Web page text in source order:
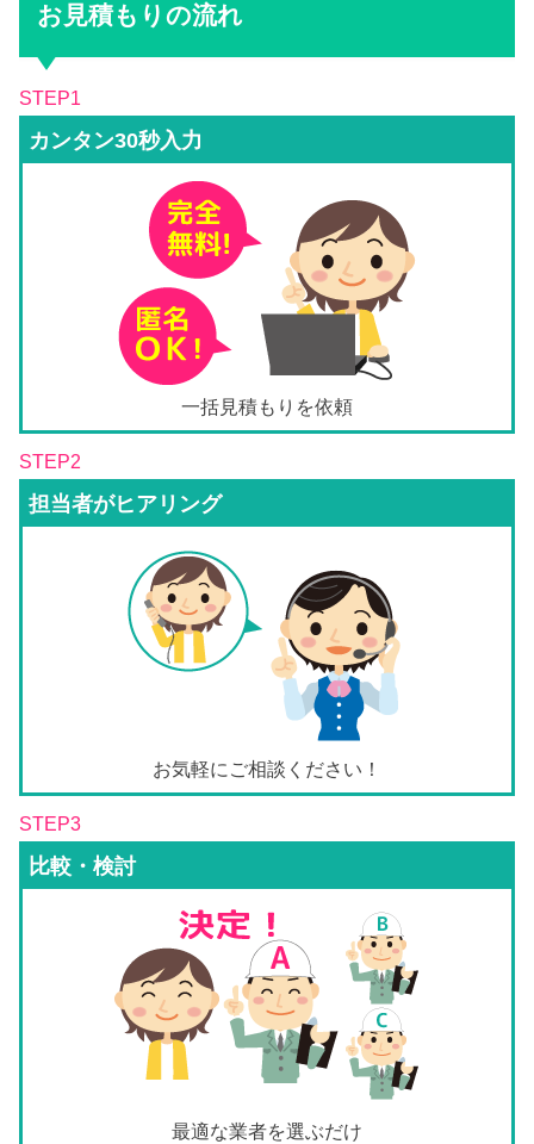
お見積もりの流れ
STEP1
カンタン30秒入力
一括見積もりを依頼
STEP2
担当者がヒアリング
お気軽にご相談ください！
STEP3
比較・検討
最適な業者を選ぶだけ